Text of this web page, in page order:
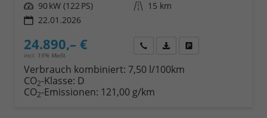
Leistung 90 kW (122 PS) Kilometerstand 15 km
22.01.2026
24.890,– €
incl. 19% MwSt.
Wir rufen Sie anFahrzeugexposé (PDF)
Verbrauch kombiniert: 7,50 l/100km
CO2-Klasse: D
CO2-Emissionen: 121,00 g/km